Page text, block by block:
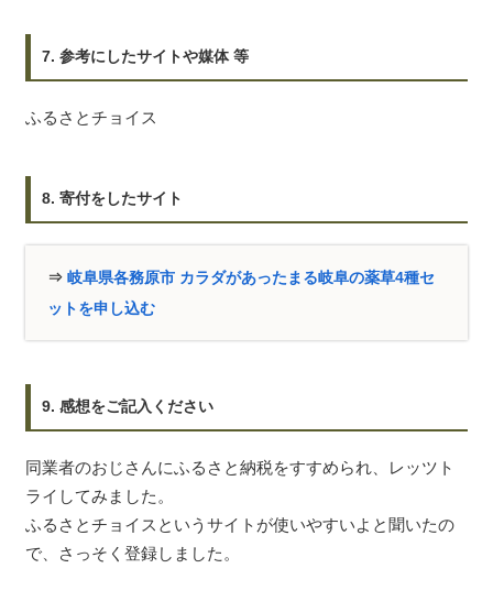
7. 参考にしたサイトや媒体 等
ふるさとチョイス
8. 寄付をしたサイト
⇒ 岐阜県各務原市 カラダがあったまる岐阜の薬草4種セ
ットを申し込む
9. 感想をご記入ください
同業者のおじさんにふるさと納税をすすめられ、レッツト
ライしてみました。
ふるさとチョイスというサイトが使いやすいよと聞いたの
で、さっそく登録しました。